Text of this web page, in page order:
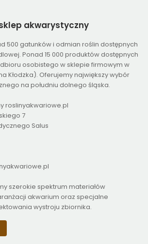
akwarystyczny
500 gatunków i odmian roślin dostępnych
Ponad 15 000 produktów dostępnych
osobistego w sklepie firmowym w
Kłodzka). Oferujemy największy wybór
na południu dolnego śląska.
roslinyakwariowe.pl
7
Salus
szerokie spektrum materiałów
akwarium oraz specjalne
wystroju zbiornika.